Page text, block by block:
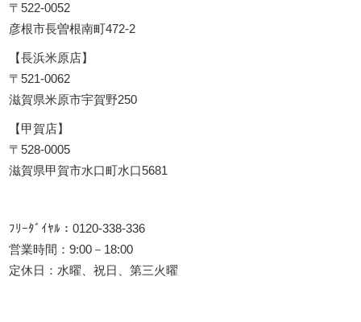
〒522-0052
彦根市長曽根南町472-2
【長浜米原店】
〒521-0062
滋賀県米原市宇賀野250
【甲賀店】
〒528-0005
滋賀県甲賀市水口町水口5681
ﾌﾘｰﾀﾞｲﾔﾙ：0120-338-336
営業時間：9:00－18:00
定休日：水曜、祝日、第三火曜